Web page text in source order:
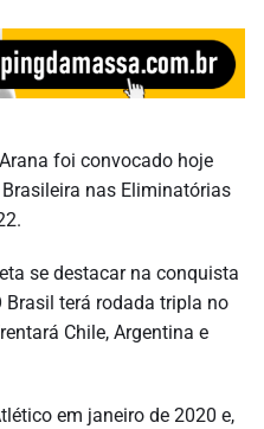
foi convocado hoje
nas Eliminatórias
se destacar na conquista
terá rodada tripla no
Chile, Argentina e
em janeiro de 2020 e,